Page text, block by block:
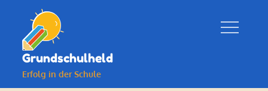
content
Grundschulheld
Erfolg in der Schule